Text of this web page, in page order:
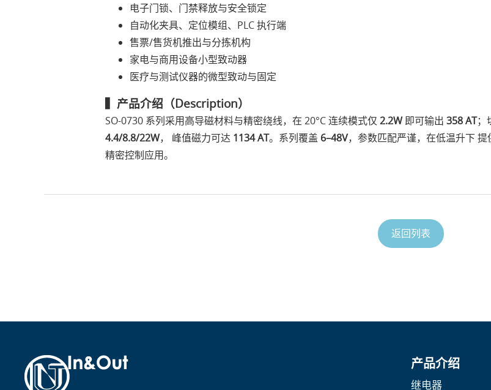
电子门锁、门禁释放与安全锁定
自动化夹具、定位模组、PLC 执行端
售票/售货机推出与分拣机构
家电与商用设备小型致动器
医疗与测试仪器的微型致动与固定
▍产品介绍（Description）
SO-0730 系列采用高导磁材料与精密绕线，在 20°C 连续模式仅2.2W即可输出 358 AT；
4.4/8.8/22W， 峰值磁力可达 1134 AT。系列覆盖 6–48V，参数匹配严谨，在低温升下
精密控制应用。
返回列表
产品介绍
继电器